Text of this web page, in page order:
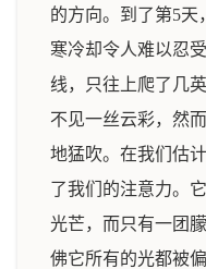
的方向。到了第5天
寒冷却令人难以忍
线，只往上爬了几
不见一丝云彩，然
地猛吹。在我们估
了我们的注意力。
光芒，而只有一团
佛它所有的光都被